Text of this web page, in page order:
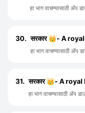
हा भाग वाचण्यासाठी ॲप
30. सरकार 👑- A
हा भाग वाचण्यासाठी ॲप
31. सरकार 👑- A royal
हा भाग वाचण्यासाठी ॲप